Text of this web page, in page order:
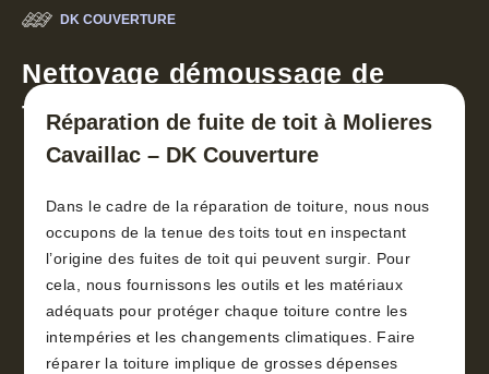
DK COUVERTURE
Nettoyage démoussage de
toiture 30
Réparation de fuite de toit à Molieres
Cavaillac – DK Couverture
Dans le cadre de la réparation de toiture, nous nous
occupons de la tenue des toits tout en inspectant
l’origine des fuites de toit qui peuvent surgir. Pour
cela, nous fournissons les outils et les matériaux
adéquats pour protéger chaque toiture contre les
intempéries et les changements climatiques. Faire
réparer la toiture implique de grosses dépenses